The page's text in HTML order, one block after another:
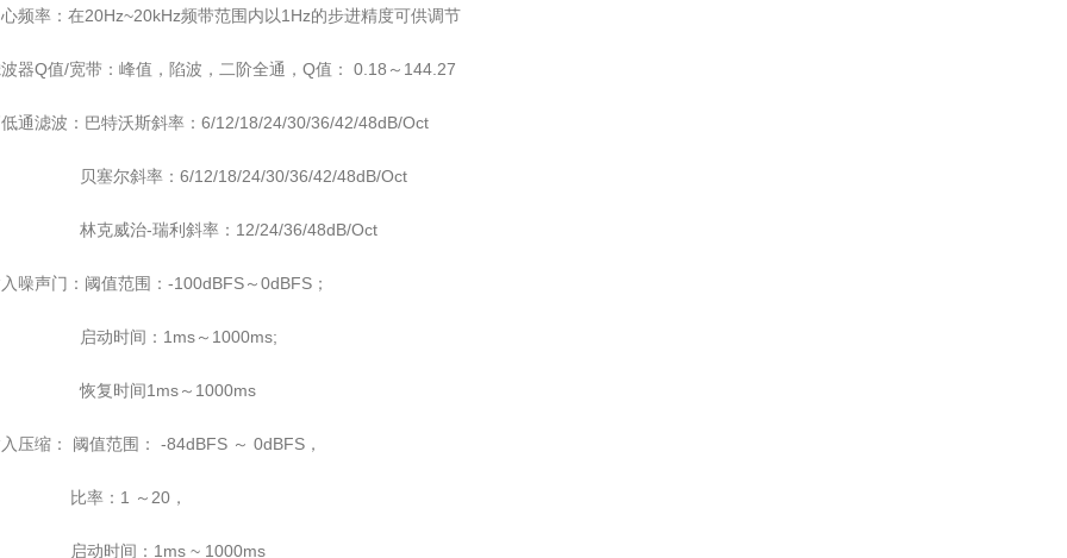
频率：在20Hz~20kHz频带范围内以1Hz的步进精度可供调节
器Q值/宽带：峰值，陷波，二阶全通，Q值： 0.18～144.27
通滤波：巴特沃斯斜率：6/12/18/24/30/36/42/48dB/Oct
塞尔斜率：6/12/18/24/30/36/42/48dB/Oct
克威治-瑞利斜率：12/24/36/48dB/Oct
噪声门：阈值范围：-100dBFS～0dBFS；
动时间：1ms～1000ms;
复时间1ms～1000ms
压缩： 阈值范围： -84dBFS ～ 0dBFS，
率：1 ～20，
动时间：1ms ~ 1000ms